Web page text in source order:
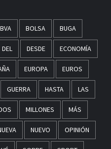
BOLSA BUGA
DEL DESDE ECONOMÍA
EUROPA EUROS
GUERRA HASTA LAS
MILLONES MÁS
NUEVO OPINIÓN